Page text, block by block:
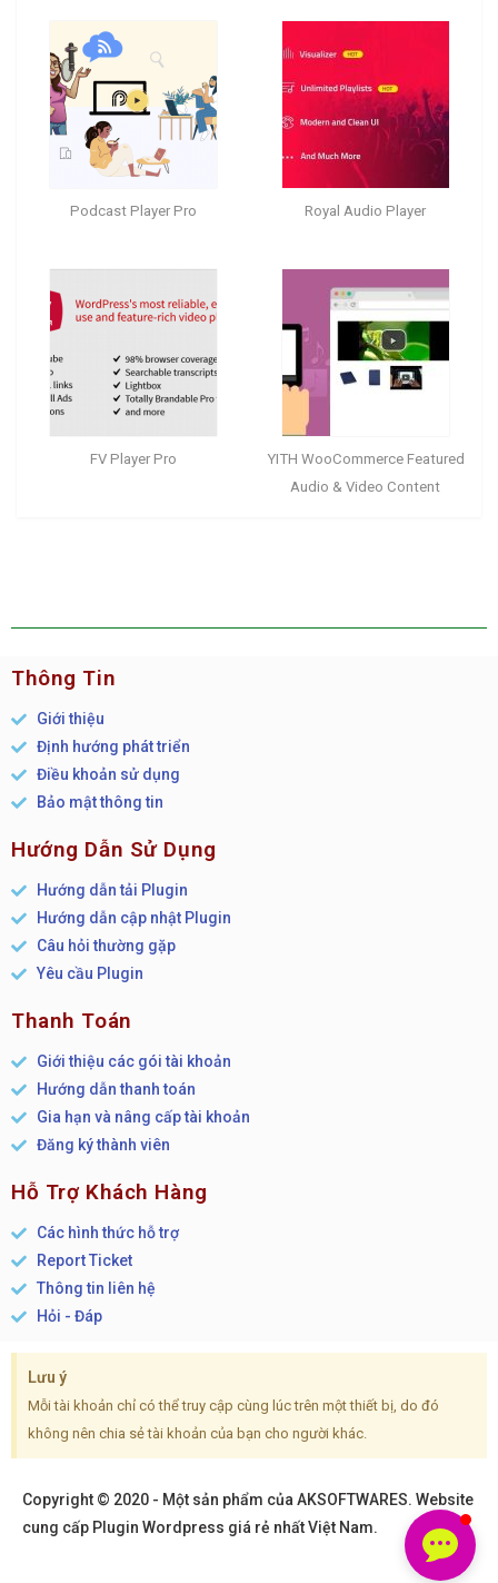
Podcast Player Pro Royal Audio Player
FV Player Pro
YITH WooCommerce Featured
Audio & Video Content
Thông Tin
Giới thiệu
Định hướng phát triển
Điều khoản sử dụng
Bảo mật thông tin
Hướng Dẫn Sử Dụng
Hướng dẫn tải Plugin
Hướng dẫn cập nhật Plugin
Câu hỏi thường gặp
Yêu cầu Plugin
Thanh Toán
Giới thiệu các gói tài khoản
Hướng dẫn thanh toán
Gia hạn và nâng cấp tài khoản
Đăng ký thành viên
Hỗ Trợ Khách Hàng
Các hình thức hỗ trợ
Report Ticket
Thông tin liên hệ
Hỏi - Đáp
Lưu ý
Mỗi tài khoản chỉ có thể truy cập cùng lúc trên một thiết bị, do đó
không nên chia sẻ tài khoản của bạn cho người khác.
Copyright © 2020 - Một sản phẩm của AKSOFTWARES. Website
cung cấp Plugin Wordpress giá rẻ nhất Việt Nam.